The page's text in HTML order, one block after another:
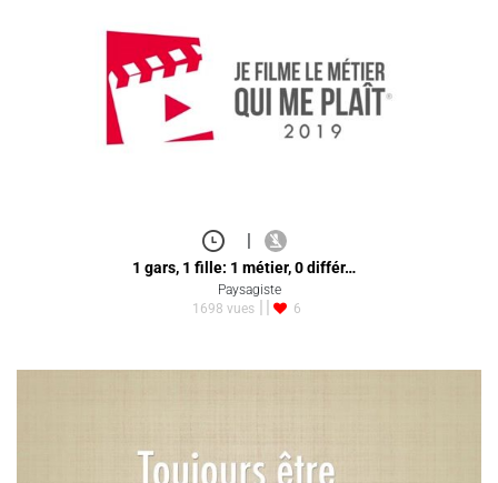
|
1 gars, 1 fille: 1 métier, 0 différ…
Paysagiste
1698 vues
6